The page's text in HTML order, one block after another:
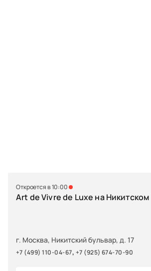
Откроется в 10:00
Art de Vivre de Luxe на Никитском
г. Москва, Никитский бульвар, д. 17
+7 (499) 110-04-67, +7 (925) 674-70-90